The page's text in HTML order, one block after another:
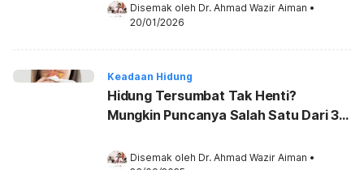
Disemak oleh Dr. Ahmad Wazir Aiman •
20/01/2026
Keadaan Hidung
Hidung Tersumbat Tak Henti?
Mungkin Puncanya Salah Satu Dari 3
Disemak oleh Dr. Ahmad Wazir Aiman •